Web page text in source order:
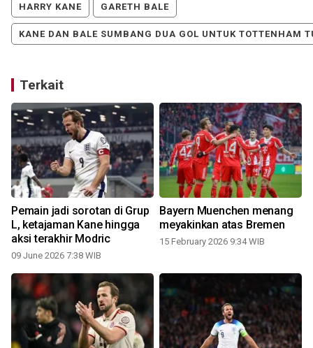
HARRY KANE GARETH BALE
KANE DAN BALE SUMBANG DUA GOL UNTUK TOTTENHAM
Terkait
Pemain jadi sorotan di Grup
L, ketajaman Kane hingga
aksi terakhir Modric
09 June 2026 7:38 WIB
Bayern Muenchen menang
meyakinkan atas Bremen
15 February 2026 9:34 WIB